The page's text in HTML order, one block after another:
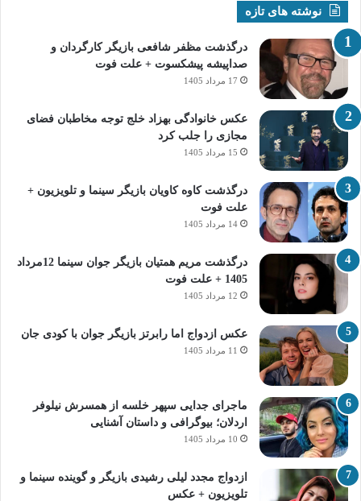
نوشته های تازه
درگذشت مظفر شافعی بازیگر کارگردان و
صداپیشه پیشکسوت + علت فوت
17 مرداد 1405
عکس خانوادگی بهزاد خلج توجه مخاطبان فضای
مجازی را جلب کرد
15 مرداد 1405
درگذشت کاوه کاویان بازیگر سینما و تلویزیون +
علت فوت
14 مرداد 1405
درگذشت مریم همتیان بازیگر جوان سینما 12مرداد
1405 + علت فوت
12 مرداد 1405
عکس ازدواج اما رابرتز بازیگر جوان با کودی جان
11 مرداد 1405
ماجرای جدایی سپهر خلسه از همسرش نیلوفر
اردلان؛ بیوگرافی و داستان آشنایی
10 مرداد 1405
ازدواج مجدد لیلی رشیدی بازیگر و گوینده سینما و
تلویزیون + عکس